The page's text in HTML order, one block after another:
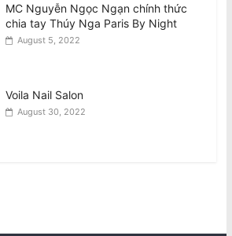
MC Nguyễn Ngọc Ngạn chính thức
chia tay Thúy Nga Paris By Night
August 5, 2022
Voila Nail Salon
August 30, 2022